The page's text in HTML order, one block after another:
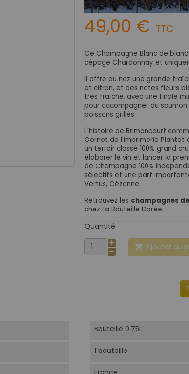
49,00 € TTC
Ce Champagne Blanc de
cépage Chardonnay et
Il offre au nez une grande
et citron, et des notes fleurs
très fraîche, avec une finale
pour accompagner du
poissons grillés.
L'histoire de Brimoncourt
Cornot de l'imprimerie Plantet
un terroir classé 100% grand
élaborer le vin et lancer la
de Champagne 100%
sélectifs et une part
Vertus, Cézanne.
Retrouvez les champagnes
chez La Bouteille Dorée.
Quantité
 Ajouter au
Bouteille 0.75L
1 bouteille